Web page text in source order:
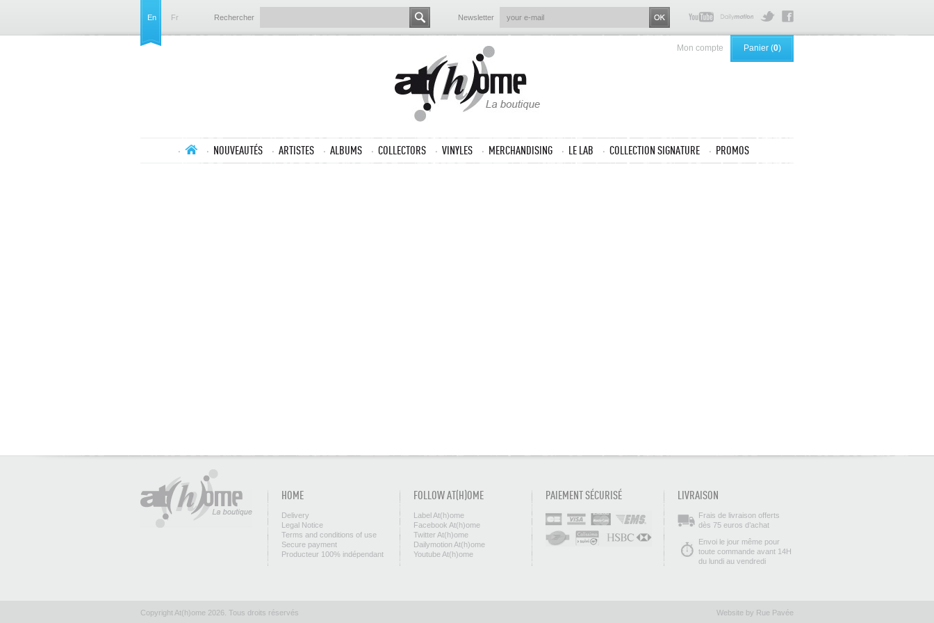
En Fr Rechercher Newsletter
Mon compte Panier (0)
NOUVEAUTÉS ARTISTES ALBUMS COLLECTORS VINYLES MERCHANDISING LE LAB COLLECTION SIGNATURE PROMOS
HOME
Delivery
Legal Notice
Terms and conditions of use
Secure payment
Producteur 100% indépendant
FOLLOW AT(H)OME
Label At(h)ome
Facebook At(h)ome
Twitter At(h)ome
Dailymotion At(h)ome
Youtube At(h)ome
PAIEMENT SÉCURISÉ LIVRAISON
Frais de livraison offerts
dès 75 euros d’achat
Envoi le jour même pour
toute commande avant 14H
du lundi au vendredi
Copyright At(h)ome 2026. Tous droits réservés Website by Rue Pavée